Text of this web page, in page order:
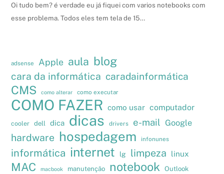
Oi tudo bem? é verdade eu já fiquei com varios notebooks com
esse problema. Todos eles tem tela de 15…
adsense Apple aula blog
cara da informática caradainformática
CMS como alterar como executar
COMO FAZER como usar computador
cooler dell dica dicas drivers e-mail Google
hardware hospedagem infonunes
informática internet lg limpeza linux
MAC macbook manutenção notebook
Outlook